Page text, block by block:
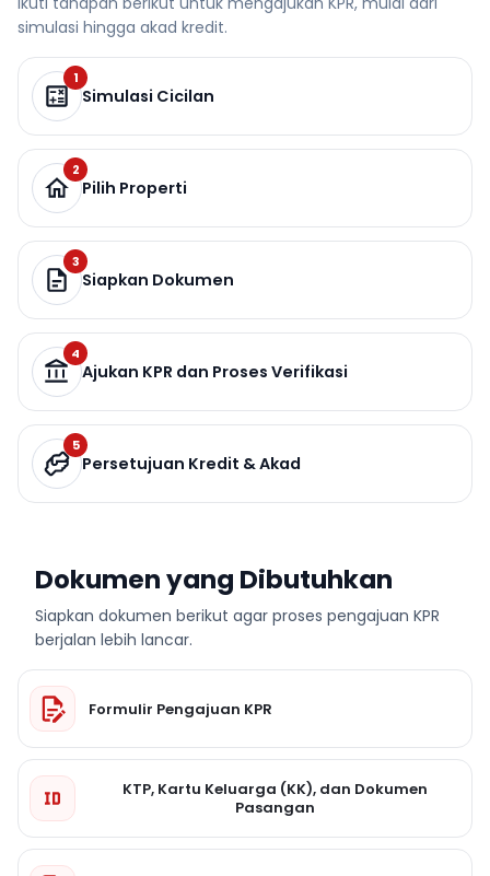
simulasi hingga akad kredit.
1
Simulasi Cicilan
2
Pilih Properti
3
Siapkan Dokumen
4
Ajukan KPR dan Proses Verifikasi
5
Persetujuan Kredit & Akad
Dokumen yang Dibutuhkan
Siapkan dokumen berikut agar proses pengajuan KPR
berjalan lebih lancar.
Formulir Pengajuan KPR
KTP, Kartu Keluarga (KK), dan Dokumen
Pasangan